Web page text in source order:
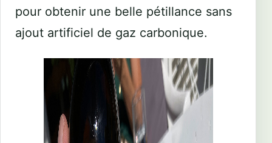
pour obtenir une belle pétillance sans
ajout artificiel de gaz carbonique.